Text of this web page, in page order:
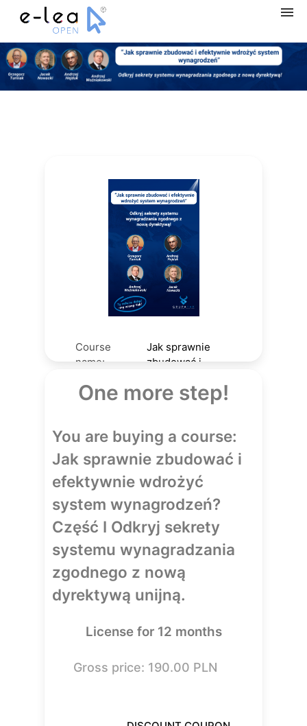
Navigation
Shopping cart
Course
name:
author:
Jak sprawnie
zbudować i
wdrożyć system
wynagrodzeń?
sekrety systemu
wynagradzania
zgodnego z
nową dyrektywą
Andrzej Hejduk
License
(mos):
Price:
12
190.00 PLN
One more step!
You are buying a course:
Jak sprawnie zbudować i
efektywnie wdrożyć
system wynagrodzeń?
Część I Odkryj sekrety
systemu wynagradzania
zgodnego z nową
dyrektywą unijną.
License for 12 months
Gross price: 190.00 PLN